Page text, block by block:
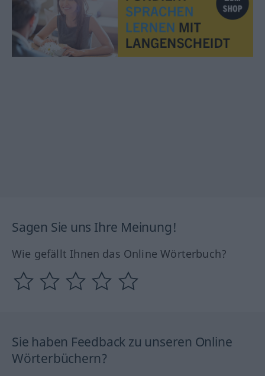
Sagen Sie uns Ihre Meinung!
Wie gefällt Ihnen das Online Wörterbuch?
Sie haben Feedback zu unseren Online
Wörterbüchern?